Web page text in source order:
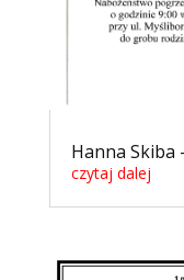
Hanna Skiba
czytaj dalej